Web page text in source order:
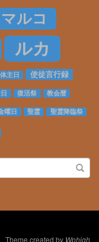
マルコ
ルカ
主日 使徒言行録
復活祭 教会暦
曜日 聖霊 聖霊降臨祭
Theme created by Wphigh